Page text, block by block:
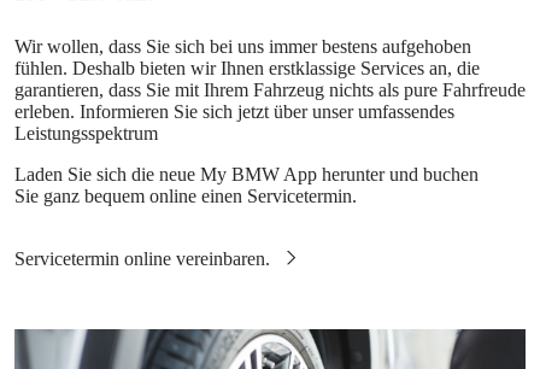
Wir wollen, dass Sie sich bei uns immer bestens aufgehoben
fühlen. Deshalb bieten wir Ihnen erstklassige Services an, die
garantieren, dass Sie mit Ihrem Fahrzeug nichts als pure Fahrfreude
erleben. Informieren Sie sich jetzt über unser umfassendes
Leistungsspektrum
Laden Sie sich die neue My BMW App herunter und buchen
Sie ganz bequem online einen Servicetermin.